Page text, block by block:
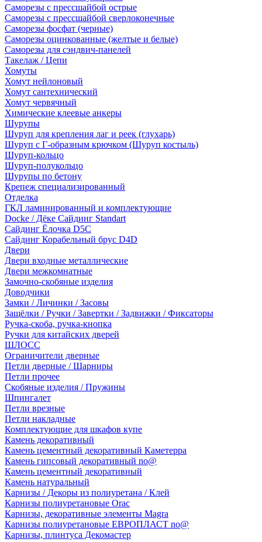
Саморезы с прессшайбой острые
Саморезы с прессшайбой сверлоконечные
Саморезы фосфат (черные)
Саморезы оцинкованные (желтые и белые)
Саморезы для сэндвич-панелей
Такелаж / Цепи
Хомуты
Хомут нейлоновый
Хомут сантехнический
Хомут червячный
Химические клеевые анкеры
Шурупы
Шуруп для крепления лаг и реек (глухарь)
Шуруп с Г-образным крючком (Шуруп костыль)
Шуруп-кольцо
Шуруп-полукольцо
Шурупы по бетону
Крепеж специализированный
Отделка
ГКЛ ламинированный и комплектующие
Docke / Дёке Сайдинг Standart
Сайдинг Ёлочка D5C
Сайдинг Корабельный брус D4D
Двери
Двери входные металлические
Двери межкомнатные
Замочно-скобяные изделия
Доводчики
Замки / Личинки / Засовы
Защёлки / Ручки / Завертки / Задвижки / Фиксаторы
Ручка-скоба, ручка-кнопка
Ручки для китайских дверей
ШЛОСС
Ограничители дверные
Петли дверные / Шарниры
Петли прочее
Скобяные изделия / Пружины
Шпингалет
Петли врезные
Петли накладные
Комплектующие для шкафов купе
Камень декоративный
Камень цементный декоративный Каметерра
Камень гипсовый декоративный no@
Камень цементный декоративный
Камень натуральный
Карнизы / Декоры из полиуретана / Клей
Карнизы полиуретановые Orac
Карнизы, декоративные элементы Magra
Карнизы полиуретановые ЕВРОПЛАСТ no@
Карнизы, плинтуса Декомастер